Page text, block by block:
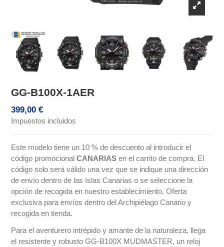
GG-B100X-1AER
399,00 €
Impuestos incluidos
Este modelo tiene un 10 % de descuento al introducir el
código promocionalCANARIAS en el carrito de compra. El
código solo será válido una vez que se indique una dirección
de envío dentro de las Islas Canarias o se seleccione la
opción de recogida en nuestro establecimiento. Oferta
exclusiva para envíos dentro del Archipiélago Canario y
recogida en tienda.
Para el aventurero intrépido y amante de la naturaleza, llega
el resistente y robusto GG-B100X MUDMASTER, un reloj